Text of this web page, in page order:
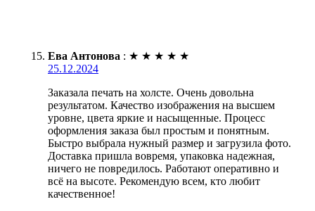
Ева Антонова : ★ ★ ★ ★ ★
25.12.2024
Заказала печать на холсте. Очень довольна
результатом. Качество изображения на высшем
уровне, цвета яркие и насыщенные. Процесс
оформления заказа был простым и понятным.
Быстро выбрала нужный размер и загрузила фото.
Доставка пришла вовремя, упаковка надежная,
ничего не повредилось. Работают оперативно и
всё на высоте. Рекомендую всем, кто любит
качественное!